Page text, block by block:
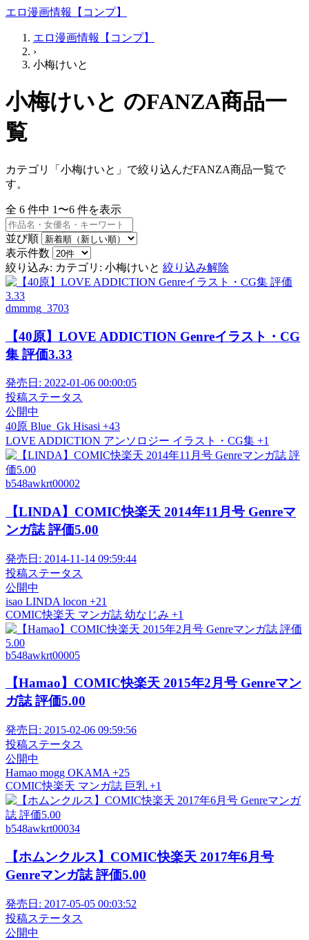
エロ漫画情報【コンプ】
エロ漫画情報【コンプ】
›
小梅けいと
小梅けいと のFANZA商品一
覧
カテゴリ「小梅けいと」で絞り込んだFANZA商品一覧で
す。
全 6 件中 1〜6 件を表示
並び順
表示件数
絞り込み: カテゴリ: 小梅けいと 絞り込み解除
dmmmg_3703
【40原】LOVE ADDICTION Genreイラスト・CG
集 評価3.33
発売日: 2022-01-06 00:00:05
投稿ステータス
公開中
40原 Blue_Gk Hisasi +43
LOVE ADDICTION アンソロジー イラスト・CG集 +1
b548awkrt00002
【LINDA】COMIC快楽天 2014年11月号 Genreマ
ンガ誌 評価5.00
発売日: 2014-11-14 09:59:44
投稿ステータス
公開中
isao LINDA locon +21
COMIC快楽天 マンガ誌 幼なじみ +1
b548awkrt00005
【Hamao】COMIC快楽天 2015年2月号 Genreマン
ガ誌 評価5.00
発売日: 2015-02-06 09:59:56
投稿ステータス
公開中
Hamao mogg OKAMA +25
COMIC快楽天 マンガ誌 巨乳 +1
b548awkrt00034
【ホムンクルス】COMIC快楽天 2017年6月号
Genreマンガ誌 評価5.00
発売日: 2017-05-05 00:03:52
投稿ステータス
公開中